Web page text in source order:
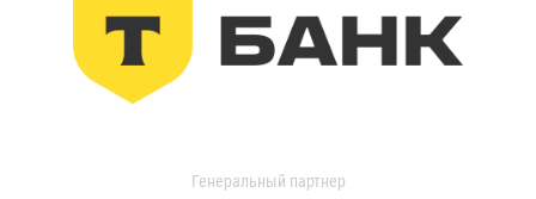
Генеральный партнер